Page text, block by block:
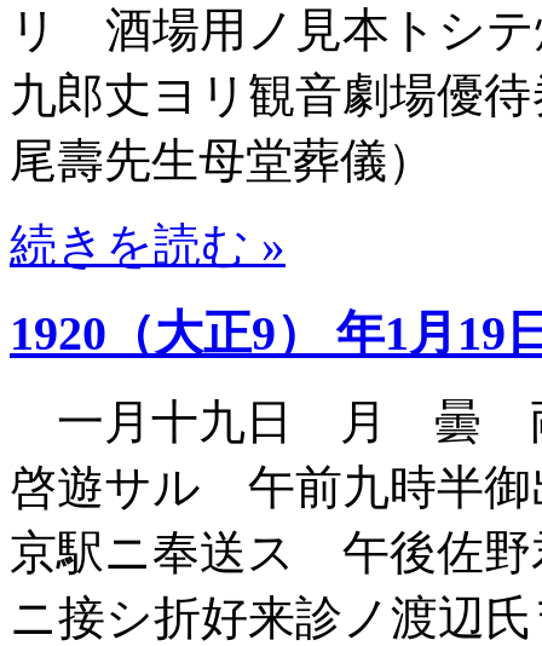
リ 酒場用ノ見本トシ
九郎丈ヨリ観音劇場優
尾壽先生母堂葬儀）
続きを読む »
1920（大正9） 年1月19
一月十九日 月 曇 両
啓遊サル 午前九時半御
京駅ニ奉送ス 午後佐野
ニ接シ折好来診ノ渡辺